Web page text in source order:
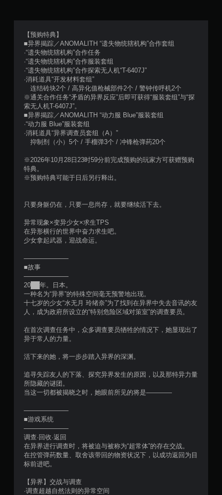
【预购特典】
■异界揭踪／ANOMALITH “遗失物统辖机构”合作套组
·“遗失物统辖机构”合作任务
·“遗失物统辖机构”合作服装套组
·“遗失物统辖机构”合作探索无人机“T-6407J”
·消耗道具“开发材料套组”
连结砖块2个 / 高异化值枪械部件2个 / 警钟传呼机2个
※通关合作任务“矛盾的异界反应”后即可获得“服装套组”与“探
索无人机T-6407J”。
■异界揭踪／ANOMALITH “动力服 Blue”服装套组
·“动力服 Blue”服装套组
·消耗道具“异界调查员套组（A）”
抑制剂（小）5个 / 手榴弹3个 / 冲锋枪弹药20个
※2026年10月28日23时59分前完成预购的玩家方可获赠预购
特典。
※预购特典可能于日后另行释出。
只要身躯仍在，只要一息尚存，就要继续活下去。
异常现象×变异少女×求生TPS
在异形横行的世界中奋力求生吧。
少女拿起武器，迎战命运。
──────────
■故事
──────────
20██年。日本。
一种名为“异界”的特殊空间毫无预警地出现。
十七岁的少女“水无月 玲绪奈”为了找到在异界中失去音讯的友
人，成为政府所设立的“特别危险区域对策室”的调查要员。
在首次调查任务中，众多调查要员牺牲的情况下，她显现出了
异于常人的力量。
活下来的她，将一步步踏入异界的深渊。
追寻失踪友人的下落、探究异界发生的原因，以及那特异力量
所隐藏的谜团。
当这一切都被揭晓之时，她眼前所见的将是――――
──────────
■游戏系统
──────────
调查·回收·返回
在异界进行调查时，将被迫与被称为“超常体”的存在交战。
在控管弹药数量、取舍该带回的物资状况下，以成功返回为目
标前进吧。
【异界】交战与调查
·调查超越自然法则的异常空间